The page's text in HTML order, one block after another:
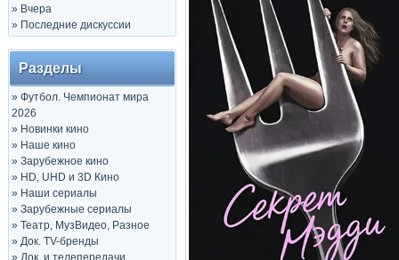
» Вчера
» Последние дискуссии
Разделы
» Футбол. Чемпионат мира
2026
» Новинки кино
» Наше кино
» Зарубежное кино
» HD, UHD и 3D Кино
» Наши сериалы
» Зарубежные сериалы
» Театр, МузВидео, Разное
» Док. TV-бренды
» Док. и телепередачи